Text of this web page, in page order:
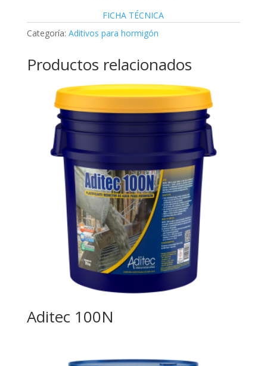
FICHA TÉCNICA
Categoría: Aditivos para hormigón
Productos relacionados
Aditec 100N